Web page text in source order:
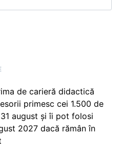
de carieră didactică
primesc cei 1.500 de
august și îi pot folosi
2027 dacă rămân în